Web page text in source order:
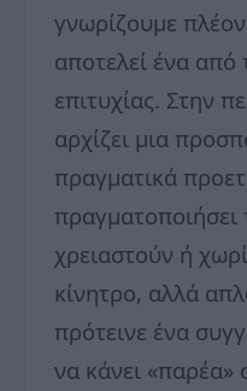
γνωρίζουμε
αποτελεί ένα από
επιτυχίας. Στην
αρχίζει μια
πραγματικά
πραγματοποιήσει
χρειαστούν ή
κίνητρο, αλλά
πρότεινε ένα
να κάνει «παρέα»